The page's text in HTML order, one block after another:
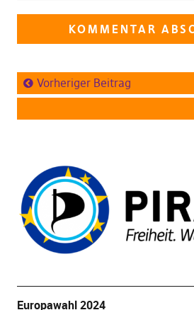
Vorheriger Beitrag
Europawahl 2024